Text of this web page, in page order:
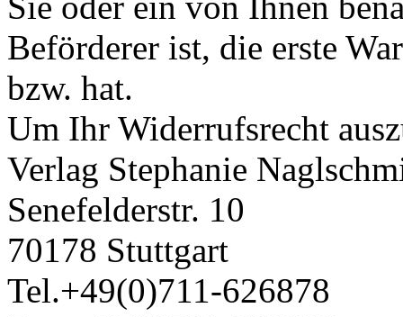
Beförderer ist, die erste
bzw. hat.
Um Ihr Widerrufsrecht
Verlag Stephanie
Senefelderstr. 10
70178 Stuttgart
Tel.+49(0)711-626878